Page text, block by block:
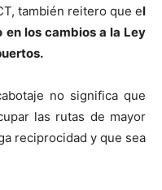
también reitero que el
los cambios a la Ley
no significa que
las rutas de mayor
reciprocidad y que sea